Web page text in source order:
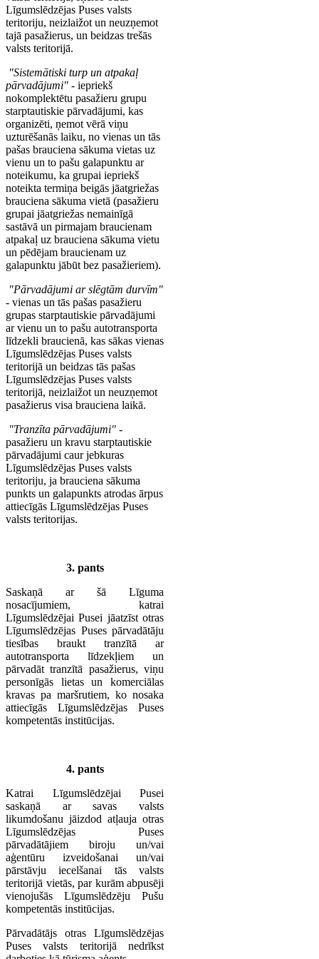
Līgumslēdzējas Puses valsts
teritoriju, neizlaižot un neuzņemot
tajā pasažierus, un beidzas trešās
valsts teritorijā.
"Sistemātiski turp un atpakaļ
pārvadājumi" - iepriekš
nokomplektētu pasažieru grupu
starptautiskie pārvadājumi, kas
organizēti, ņemot vērā viņu
uzturēšanās laiku, no vienas un tās
pašas brauciena sākuma vietas uz
vienu un to pašu galapunktu ar
noteikumu, ka grupai iepriekš
noteikta termiņa beigās jāatgriežas
brauciena sākuma vietā (pasažieru
grupai jāatgriežas nemainīgā
sastāvā un pirmajam braucienam
atpakaļ uz brauciena sākuma vietu
un pēdējam braucienam uz
galapunktu jābūt bez pasažieriem).
"Pārvadājumi ar slēgtām durvīm"
- vienas un tās pašas pasažieru
grupas starptautiskie pārvadājumi
ar vienu un to pašu autotransporta
līdzekli braucienā, kas sākas vienas
Līgumslēdzējas Puses valsts
teritorijā un beidzas tās pašas
Līgumslēdzējas Puses valsts
teritorijā, neizlaižot un neuzņemot
pasažierus visa brauciena laikā.
"Tranzīta pārvadājumi" -
pasažieru un kravu starptautiskie
pārvadājumi caur jebkuras
Līgumslēdzējas Puses valsts
teritoriju, ja brauciena sākuma
punkts un galapunkts atrodas ārpus
attiecīgās Līgumslēdzējas Puses
valsts teritorijas.
3. pants
Saskaņā ar šā Līguma
nosacījumiem, katrai
Līgumslēdzējai Pusei jāatzīst otras
Līgumslēdzējas Puses pārvadātāju
tiesības braukt tranzītā ar
autotransporta līdzekļiem un
pārvadāt tranzītā pasažierus, viņu
personīgās lietas un komerciālas
kravas pa maršrutiem, ko nosaka
attiecīgās Līgumslēdzējas Puses
kompetentās institūcijas.
4. pants
Katrai Līgumslēdzējai Pusei
saskaņā ar savas valsts
likumdošanu jāizdod atļauja otras
Līgumslēdzējas Puses
pārvadātājiem biroju un/vai
aģentūru izveidošanai un/vai
pārstāvju iecelšanai tās valsts
teritorijā vietās, par kurām abpusēji
vienojušās Līgumslēdzēju Pušu
kompetentās institūcijas.
Pārvadātājs otras Līgumslēdzējas
Puses valsts teritorijā nedrīkst